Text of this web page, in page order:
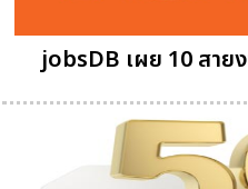
jobsDB เผย 10 สาย